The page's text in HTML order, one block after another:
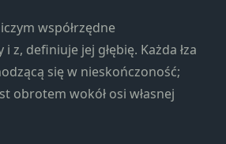
współrzędne
z, definiuje jej głębię. Każda łza
się w nieskończoność;
obrotem wokół osi własnej
Marketing
Udostępniając
swoje
zainteresowania i